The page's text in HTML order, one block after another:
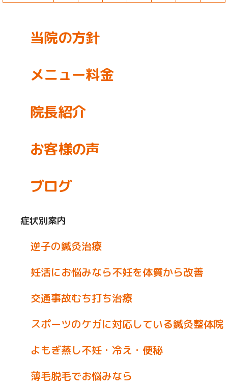
当院の方針
メニュー料金
院長紹介
お客様の声
ブログ
症状別案内
逆子の鍼灸治療
妊活にお悩みなら不妊を体質から改善
交通事故むち打ち治療
スポーツのケガに対応している鍼灸整体院
よもぎ蒸し不妊・冷え・便秘
薄毛脱毛でお悩みなら